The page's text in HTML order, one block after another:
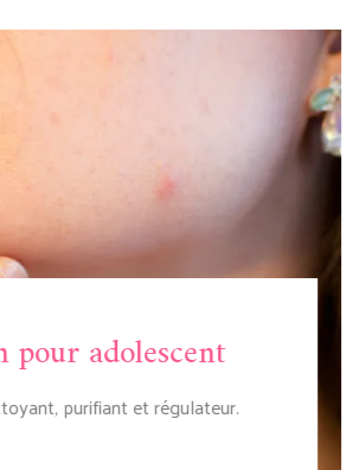
pour adolescent
purifiant et régulateur.